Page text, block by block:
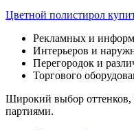
Цветной полистирол
Рекламных и
Интерьеров и
Перегородок и
Торгового
Широкий выбор оттенков,
партиями.